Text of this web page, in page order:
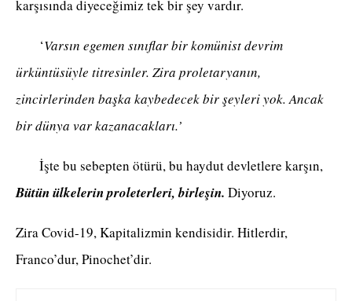
karşısında diyeceğimiz tek bir şey vardır.
‘Varsın egemen sınıflar bir komünist devrim
ürküntüsüyle titresinler. Zira proletaryanın,
zincirlerinden başka kaybedecek bir şeyleri yok. Ancak
bir dünya var kazanacakları.’
İşte bu sebepten ötürü, bu haydut devletlere karşın,
Bütün ülkelerin proleterleri, birleşin. Diyoruz.
Zira Covid-19, Kapitalizmin kendisidir. Hitlerdir,
Franco’dur, Pinochet’dir.